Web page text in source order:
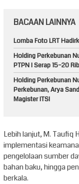
BACAAN LAINNYA
Lomba Foto LRT
Holding Perkebunan
PTPN I Serap 15–20
Holding Perkebunan
Perkebunan, Arya
Magister ITSI
Lebih lanjut, M. Taufiq
implementasi
pengelolaan sumber
bahan baku, hingga
berkala.